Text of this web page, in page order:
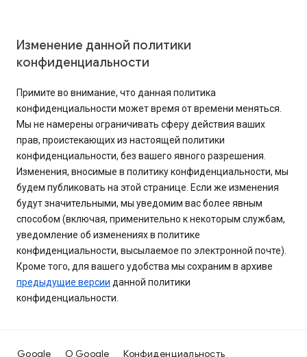
Изменение данной политики
конфиденциальности
Примите во внимание, что данная политика
конфиденциальности может время от времени меняться.
Мы не намерены ограничивать сферу действия ваших
прав, проистекающих из настоящей политики
конфиденциальности, без вашего явного разрешения.
Изменения, вносимые в политику конфиденциальности, мы
будем публиковать на этой странице. Если же изменения
будут значительными, мы уведомим вас более явным
способом (включая, применительно к некоторым службам,
уведомление об изменениях в политике
конфиденциальности, высылаемое по электронной почте).
Кроме того, для вашего удобства мы сохраним в архиве
предыдущие версии данной политики
конфиденциальности.
Google О Google Конфиденциальность